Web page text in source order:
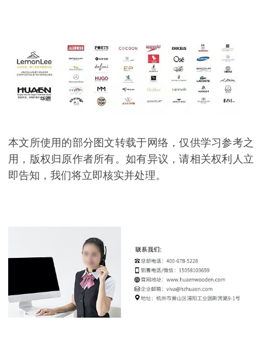
本文所使用的部分图文转载于网络，仅供学习参考之
用，版权归原作者所有。如有异议，请相关权利人立
即告知，我们将立即核实并处理。